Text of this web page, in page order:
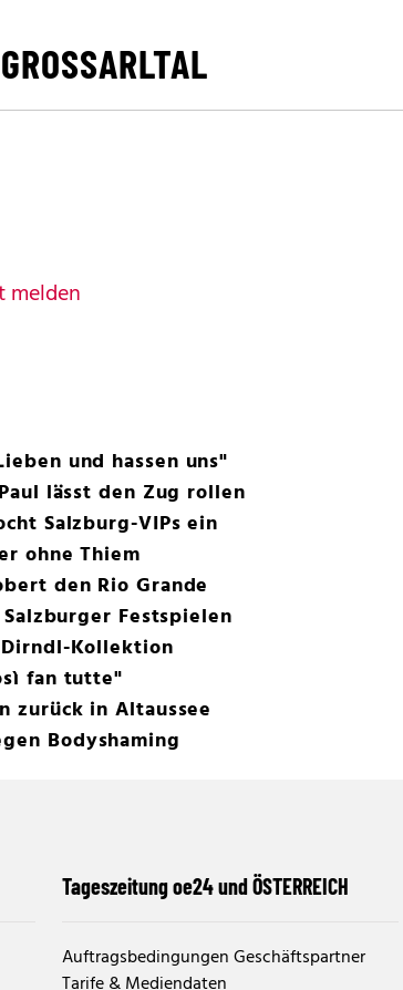
melden
und hassen uns"
lässt den Zug rollen
Salzburg-VIPs ein
ohne Thiem
den Rio Grande
Festspielen
Kollektion
fan tutte"
zurück in Altaussee
Bodyshaming
Tageszeitung oe24 und ÖSTERREICH
Auftragsbedingungen Geschäftspartner